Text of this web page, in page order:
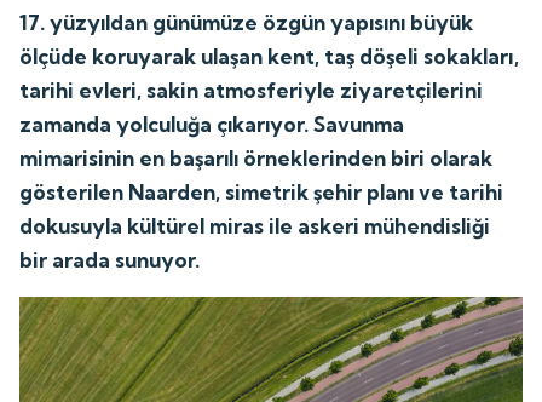
17. yüzyıldan günümüze özgün yapısını büyük
ölçüde koruyarak ulaşan kent, taş döşeli sokakları,
tarihi evleri, sakin atmosferiyle ziyaretçilerini
zamanda yolculuğa çıkarıyor. Savunma
mimarisinin en başarılı örneklerinden biri olarak
gösterilen Naarden, simetrik şehir planı ve tarihi
dokusuyla kültürel miras ile askeri mühendisliği
bir arada sunuyor.